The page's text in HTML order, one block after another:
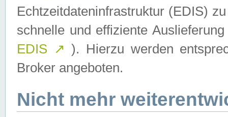
Echtzeitdateninfrastruktur (EDIS)
schnelle und effiziente
EDIS ↗ ). Hierzu werden
Broker angeboten.
Nicht mehr